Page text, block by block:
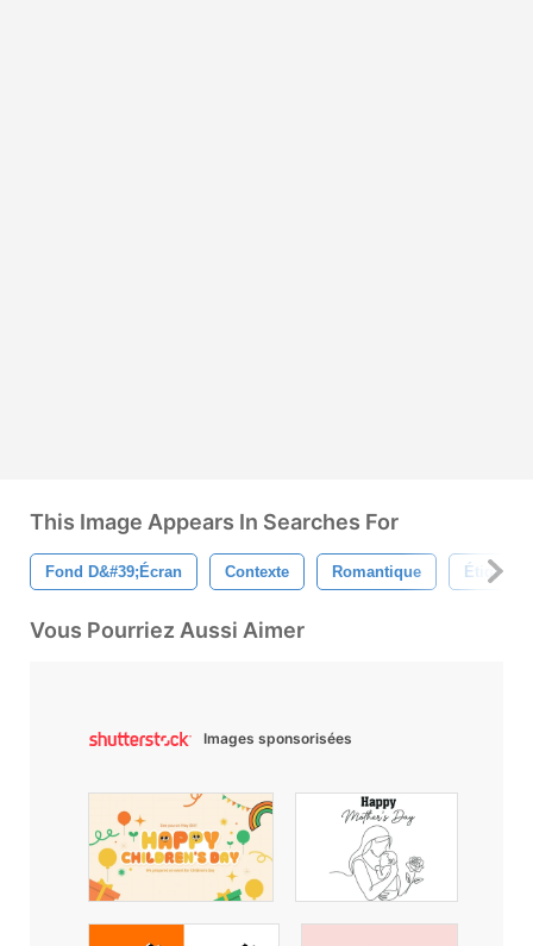
This Image Appears In Searches For
Fond D&#39;écran Contexte Romantique Étiquette
Vous Pourriez Aussi Aimer
Images sponsorisées